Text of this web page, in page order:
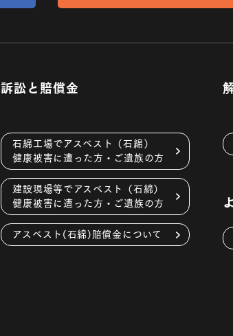
訴訟と賠償金
石綿工場でアスベスト（石綿）
健康被害に遭った方・ご遺族の方
建設現場等でアスベスト（石綿）
健康被害に遭った方・ご遺族の方
アスベスト(石綿)賠償金について